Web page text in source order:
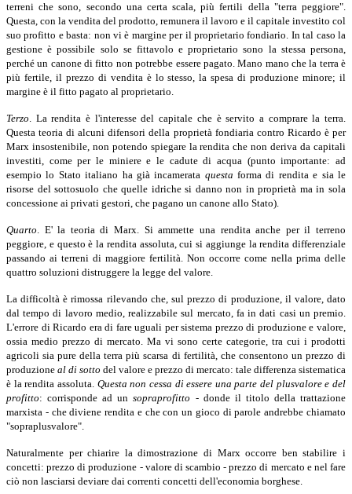
terreni che sono, secondo una certa scala, più fertili della "terra peggiore".
Questa, con la vendita del prodotto, remunera il lavoro e il capitale investito col
suo profitto e basta: non vi è margine per il proprietario fondiario. In tal caso la
gestione è possibile solo se fittavolo e proprietario sono la stessa persona,
perché un canone di fitto non potrebbe essere pagato. Mano mano che la terra è
più fertile, il prezzo di vendita è lo stesso, la spesa di produzione minore; il
margine è il fitto pagato al proprietario.
Terzo. La rendita è l'interesse del capitale che è servito a comprare la terra.
Questa teoria di alcuni difensori della proprietà fondiaria contro Ricardo è per
Marx insostenibile, non potendo spiegare la rendita che non deriva da capitali
investiti, come per le miniere e le cadute di acqua (punto importante: ad
esempio lo Stato italiano ha già incamerata questaforma di rendita e sia le
risorse del sottosuolo che quelle idriche si danno non in proprietà ma in sola
concessione ai privati gestori, che pagano un canone allo Stato).
Quarto. E' la teoria di Marx. Si ammette una rendita anche per il terreno
peggiore, e questo è la rendita assoluta, cui si aggiunge la rendita differenziale
passando ai terreni di maggiore fertilità. Non occorre come nella prima delle
quattro soluzioni distruggere la legge del valore.
La difficoltà è rimossa rilevando che, sul prezzo di produzione, il valore, dato
dal tempo di lavoro medio, realizzabile sul mercato, fa in dati casi un premio.
L'errore di Ricardo era di fare uguali per sistema prezzo di produzione e valore,
ossia medio prezzo di mercato. Ma vi sono certe categorie, tra cui i prodotti
agricoli sia pure della terra più scarsa di fertilità, che consentono un prezzo di
produzione al di sotto del valore e prezzo di mercato: tale differenza sistematica
è la rendita assoluta. Questa non cessa di essere una parte del plusvalore e del
profitto: corrisponde ad unsopraprofitto - donde il titolo della trattazione
marxista - che diviene rendita e che con un gioco di parole andrebbe chiamato
"sopraplusvalore".
Naturalmente per chiarire la dimostrazione di Marx occorre ben stabilire i
concetti: prezzo di produzione - valore di scambio - prezzo di mercato e nel fare
ciò non lasciarsi deviare dai correnti concetti dell'economia borghese.